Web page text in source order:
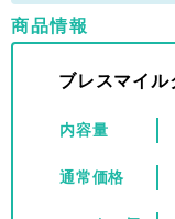
商品情報
ブレスマイル
内容量
通常価格